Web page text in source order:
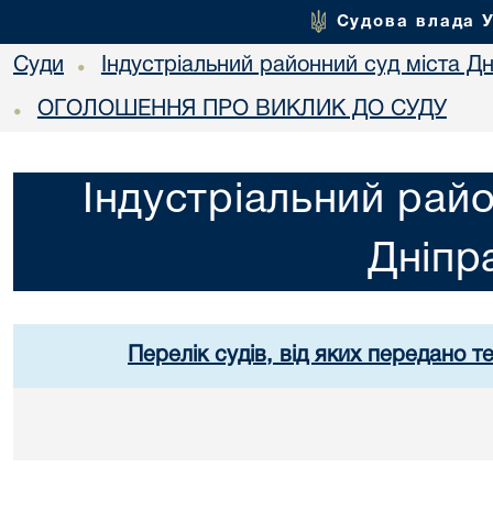
Судова влада
Суди • Індустріальний районний суд міста
• ОГОЛОШЕННЯ ПРО ВИКЛИК ДО СУДУ
Індустріальний
Перелік судів, від яких передано